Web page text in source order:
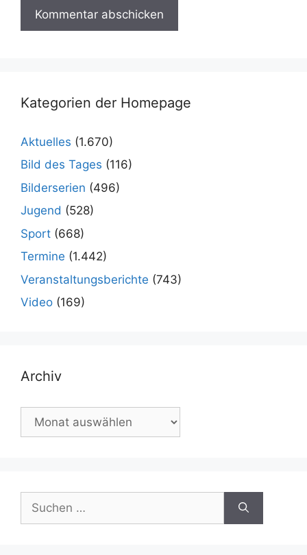
Kategorien der Homepage
Aktuelles (1.670)
Bild des Tages (116)
Bilderserien (496)
Jugend (528)
Sport (668)
Termine (1.442)
Veranstaltungsberichte (743)
Video (169)
Archiv
Archiv
Suchen
nach: